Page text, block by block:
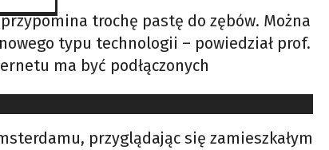
trochę pastę do zębów. Można
typu technologii – powiedział prof.
ma być podłączonych
przyglądając się zamieszkałym